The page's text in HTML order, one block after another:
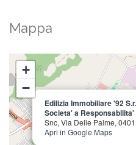
Mappa
Edilizia Immobiliare '92
Societa' a
Snc, Via Delle Palme,
Apri in Google Maps
+
−